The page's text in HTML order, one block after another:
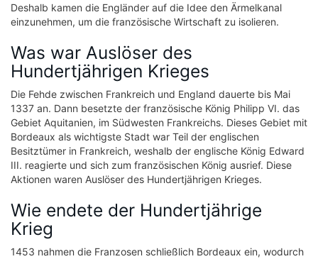
Deshalb kamen die Engländer auf die Idee den Ärmelkanal
einzunehmen, um die französische Wirtschaft zu isolieren.
Was war Auslöser des
Hundertjährigen Krieges
Die Fehde zwischen Frankreich und England dauerte bis Mai
1337 an. Dann besetzte der französische König Philipp VI. das
Gebiet Aquitanien, im Südwesten Frankreichs. Dieses Gebiet mit
Bordeaux als wichtigste Stadt war Teil der englischen
Besitztümer in Frankreich, weshalb der englische König Edward
III. reagierte und sich zum französischen König ausrief. Diese
Aktionen waren Auslöser des Hundertjährigen Krieges.
Wie endete der Hundertjährige
Krieg
1453 nahmen die Franzosen schließlich Bordeaux ein, wodurch